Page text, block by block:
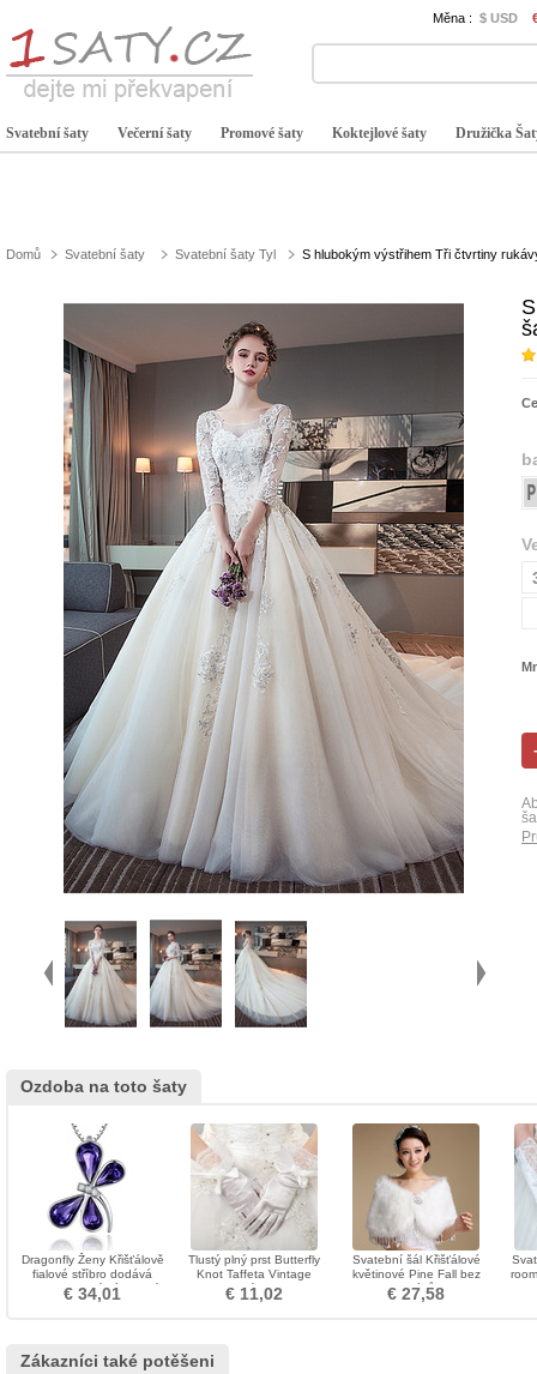
Měna : $ USD
Svatební šaty Večerní šaty Promové šaty Koktejlové šaty Družička
Domů Svatební šaty Svatební šaty Tyl S hlubokým výstřihem Tři čtvrtiny
Ozdoba na toto šaty
Dragonfly Ženy Křišťálově
fialové stříbro dodává
velkoobchodní náhrdelník
€ 34,01
Tlustý plný prst Butterfly
Knot Taffeta Vintage
svatební rukavice
€ 11,02
Svatební šál Křišťálové
květinové Pine Fall bez
rukávů
€ 27,58
Zákazníci také potěšeni